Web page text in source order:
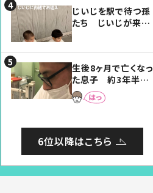
じいじを駅で待つ孫
たち じいじが来た
まらない」「幸せにな
れる」
生後8ヶ月で亡くなっ
た息子 約3年半
後、当時の妻の日記
に書いてあった本音
6位以降はこちら